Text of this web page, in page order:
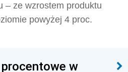
– ze wzrostem produktu
powyżej 4 proc.
w